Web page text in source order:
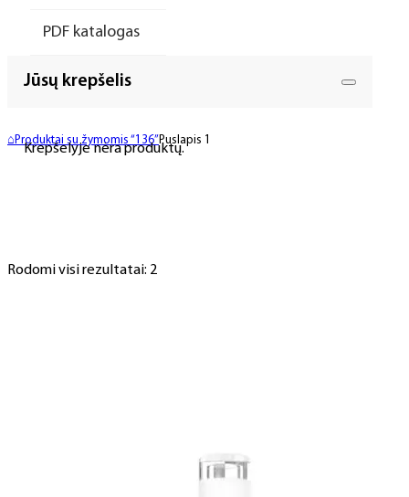
PDF katalogas
Jūsų krepšelis
Krepšelyje nėra produktų.
⌂ Produktai su žymomis “136” Puslapis 1
Rodomi visi rezultatai: 2